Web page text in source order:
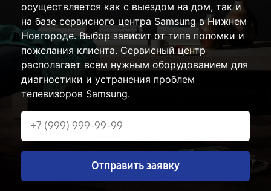
осуществляется как с выездом на дом, так и
на базе сервисного центра Samsung в Нижнем
Новгороде. Выбор зависит от типа поломки и
пожелания клиента. Сервисный центр
располагает всем нужным оборудованием для
диагностики и устранения проблем
телевизоров Samsung.
Отправить заявку